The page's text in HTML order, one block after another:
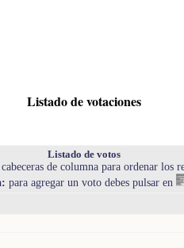
Listado de votaciones
Listado de votos
de columna para ordenar los
para agregar un voto debes pulsar en